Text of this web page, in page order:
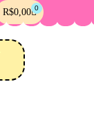
R$0,00 0